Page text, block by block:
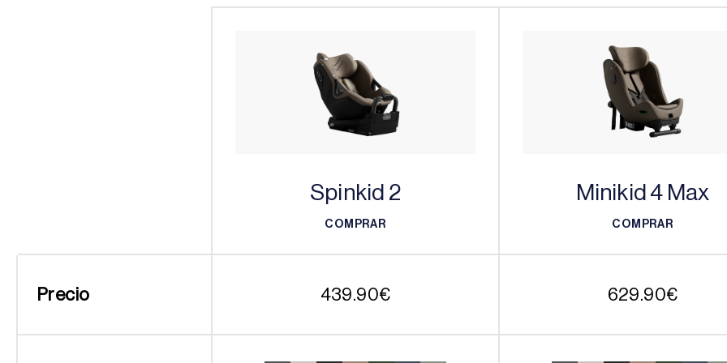
Spinkid 2
COMPRAR
Minikid 4 Max
COMPRAR
Precio 439.90€ 629.90€